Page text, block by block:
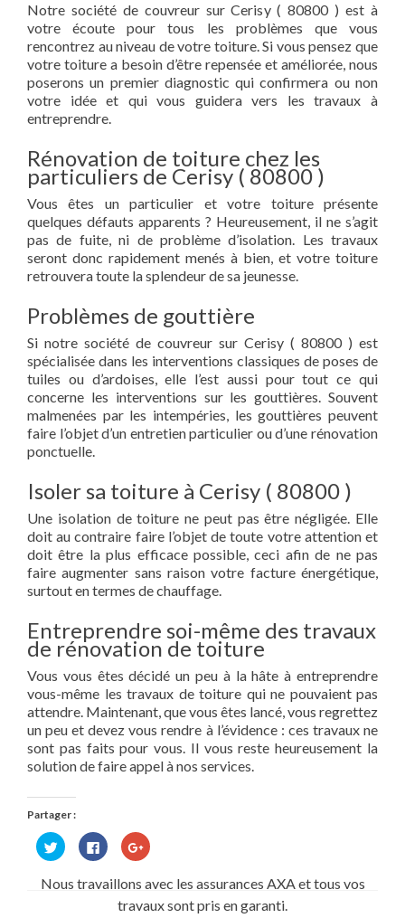
Notre société de couvreur sur Cerisy ( 80800 ) est à
votre écoute pour tous les problèmes que vous
rencontrez au niveau de votre toiture. Si vous pensez que
votre toiture a besoin d’être repensée et améliorée, nous
poserons un premier diagnostic qui confirmera ou non
votre idée et qui vous guidera vers les travaux à
entreprendre.
Rénovation de toiture chez les
particuliers de Cerisy ( 80800 )
Vous êtes un particulier et votre toiture présente
quelques défauts apparents ? Heureusement, il ne s’agit
pas de fuite, ni de problème d’isolation. Les travaux
seront donc rapidement menés à bien, et votre toiture
retrouvera toute la splendeur de sa jeunesse.
Problèmes de gouttière
Si notre société de couvreur sur Cerisy ( 80800 ) est
spécialisée dans les interventions classiques de poses de
tuiles ou d’ardoises, elle l’est aussi pour tout ce qui
concerne les interventions sur les gouttières. Souvent
malmenées par les intempéries, les gouttières peuvent
faire l’objet d’un entretien particulier ou d’une rénovation
ponctuelle.
Isoler sa toiture à Cerisy ( 80800 )
Une isolation de toiture ne peut pas être négligée. Elle
doit au contraire faire l’objet de toute votre attention et
doit être la plus efficace possible, ceci afin de ne pas
faire augmenter sans raison votre facture énergétique,
surtout en termes de chauffage.
Entreprendre soi-même des travaux
de rénovation de toiture
Vous vous êtes décidé un peu à la hâte à entreprendre
vous-même les travaux de toiture qui ne pouvaient pas
attendre. Maintenant, que vous êtes lancé, vous regrettez
un peu et devez vous rendre à l’évidence : ces travaux ne
sont pas faits pour vous. Il vous reste heureusement la
solution de faire appel à nos services.
Partager :
Cliquez
pour
partager
Twitter(ouvre
Cliquez
pour
partager
sur
Facebook(ouvre
dans
une
Cliquez
pour
Google+
dans
Nous travaillons avec les assurances AXA et tous vos
travaux sont pris en garanti.